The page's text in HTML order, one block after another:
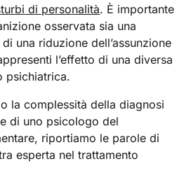
di personalità. È importante
osservata sia una
una riduzione dell’assunzione
l’effetto di una diversa
psichiatrica.
la complessità della diagnosi
di uno psicologo del
riportiamo le parole di
esperta nel trattamento